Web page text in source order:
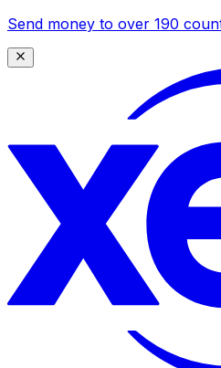
Send money to over 190